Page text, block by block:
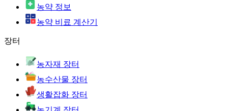
농약 정보
농약 비료 계산기
장터
농자재 장터
농수산물 장터
생활잡화 장터